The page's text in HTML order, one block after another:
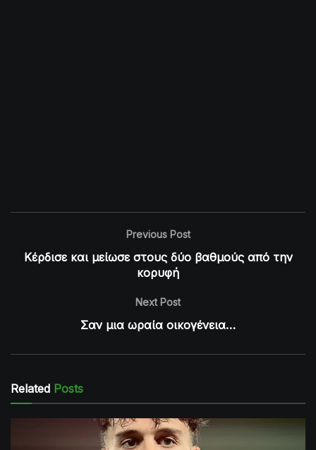
Previous Post
Κέρδισε και μείωσε στους δύο βαθμούς από την
κορυφή
Next Post
Σαν μια ωραία οικογένεια…
Related Posts